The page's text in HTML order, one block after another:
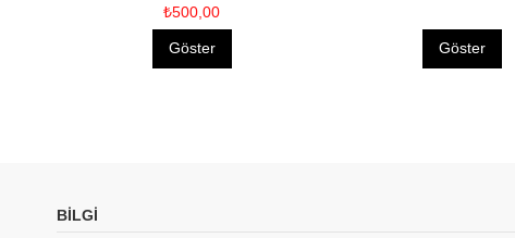
₺500,00
Göster Göster
BİLGİ